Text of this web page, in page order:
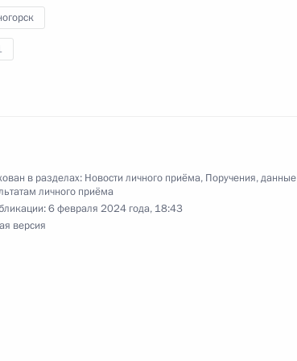
2024 года
Федеральной службы по экологическому,
Евгений Тюменцев провел в Приёмной
приёму граждан в Москве личный приём
в разделах: Новости личного приёма, Поручения, данные
личного приёма
6 февраля 2024 года, 18:43
версия